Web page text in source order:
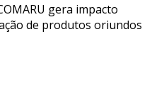
gera impacto
de produtos oriundos